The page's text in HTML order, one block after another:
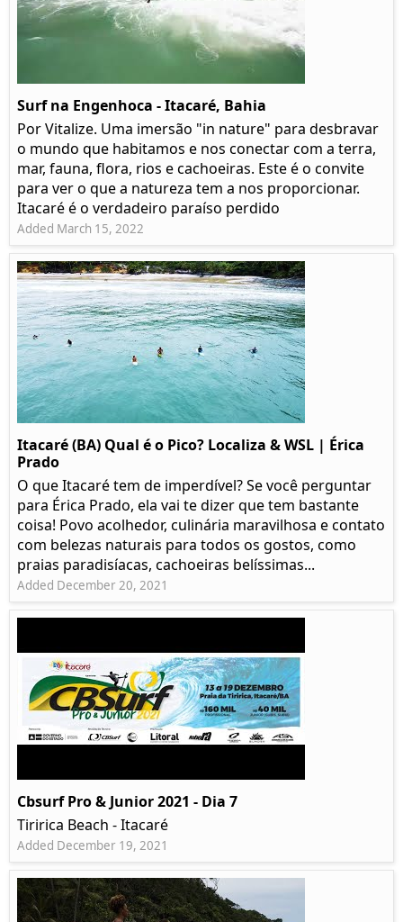
Surf na Engenhoca - Itacaré, Bahia
Por Vitalize. Uma imersão "in nature" para desbravar
o mundo que habitamos e nos conectar com a terra,
mar, fauna, flora, rios e cachoeiras. Este é o convite
para ver o que a natureza tem a nos proporcionar.
Itacaré é o verdadeiro paraíso perdido
Added March 15, 2022
Itacaré (BA) Qual é o Pico? Localiza & WSL | Érica
Prado​
O que Itacaré tem de imperdível? Se você perguntar
para Érica Prado, ela vai te dizer que tem bastante
coisa!​ Povo acolhedor, culinária maravilhosa e contato
com belezas naturais para todos os gostos, como
praias paradisíacas, cachoeiras belíssimas...
Added December 20, 2021
Cbsurf Pro & Junior 2021 - Dia 7
Tiririca Beach - Itacaré
Added December 19, 2021